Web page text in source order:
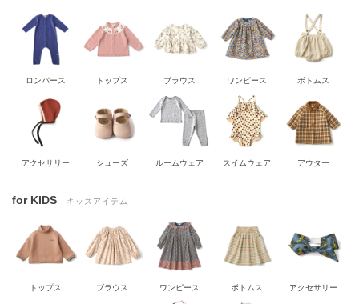
ロンパース トップス ブラウス ワンピース ボトムス
アクセサリー シューズ ルームウェア スイムウェア アウター
for KIDS キッズアイテム
トップス ブラウス ワンピース ボトムス アクセサリー